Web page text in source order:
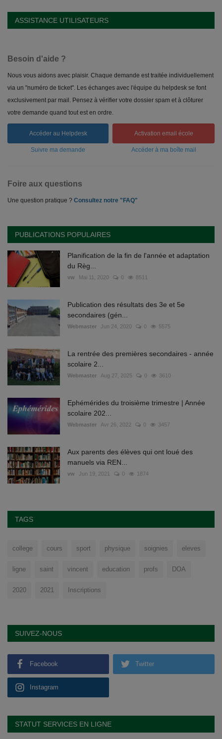
ASSISTANCE UTILISATEURS
Besoin d'aide ?
Nous vous aidons avec plaisir. Chaque demande est traitée individuellement
via un "numéro de ticket". Les échanges avec l'équipe du helpdesk se font
exclusivement par mail. Pensez à vérifier votre dossier spam et à clôturer
votre demande quand tout est en ordre.
Accéder au Helpdesk Activation email école
Suivre ma demande Accéder à ma boîte mail
Foire aux questions
Une question pratique ? Consultez notre "FAQ"
PUBLICATIONS POPULAIRES
Planification de la fin de l'année et adaptation
du Règ...
vw Mai 11, 2020 0 8511
Publication des résultats des 3e et 5e
secondaires (gén...
Webmaster Jun 24, 2020 0 5575
La rentrée des premières secondaires - année
scolaire 2...
Webmaster Aug 27, 2025 0 3610
Ephémérides du troisième trimestre | Année
scolaire 202...
Webmaster Avr 26, 2022 0 3457
Aux parents des élèves qui ont loué des
manuels via REN...
vw Jun 19, 2021 0 1874
TAGS
college cours sport physique soignies eleves
ligne saint vincent education profs DOA
2020 2021 Inscriptions
SUIVEZ-NOUS
Facebook Twitter
Instagram
STATUT SERVICES EN LIGNE